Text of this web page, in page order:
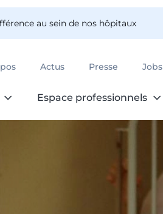
au sein de nos hôpitaux
Actus Presse Jobs
Espace professionnels